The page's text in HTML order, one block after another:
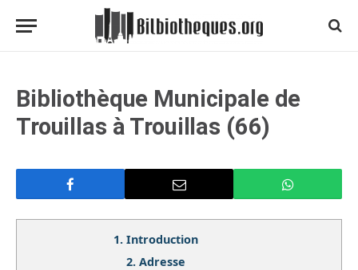
Bibliothèque Municipale de
Trouillas à Trouillas (66)
1. Introduction
2. Adresse